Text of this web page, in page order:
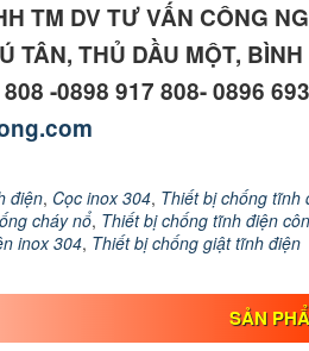
TM DV TƯ VẤN CÔNG
TÂN, THỦ DẦU MỘT,
-0898 917 808- 0896
điện, Cọc inox 304, Thiết bị chống tĩnh
cháy nổ, Thiết bị chống tĩnh điện
inox 304, Thiết bị chống giật tĩnh điện
SẢN